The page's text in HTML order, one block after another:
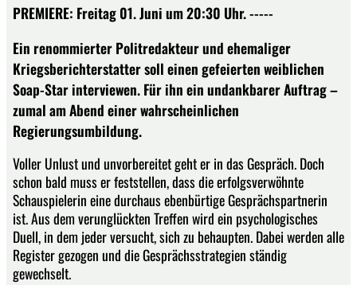
PREMIERE: Freitag 01. Juni um 20:30 Uhr. -----
Ein renommierter Politredakteur und ehemaliger
Kriegsberichterstatter soll einen gefeierten weiblichen
Soap-Star interviewen. Für ihn ein undankbarer Auftrag –
zumal am Abend einer wahrscheinlichen
Regierungsumbildung.
Voller Unlust und unvorbereitet geht er in das Gespräch. Doch
schon bald muss er feststellen, dass die erfolgsverwöhnte
Schauspielerin eine durchaus ebenbürtige Gesprächspartnerin
ist. Aus dem verunglückten Treffen wird ein psychologisches
Duell, in dem jeder versucht, sich zu behaupten. Dabei werden alle
Register gezogen und die Gesprächsstrategien ständig
gewechselt.